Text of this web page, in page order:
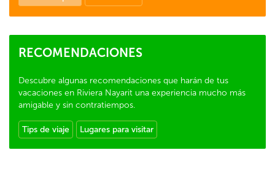
RECOMENDACIONES
Descubre algunas recomendaciones que harán de tus
vacaciones en Riviera Nayarit una experiencia mucho más
amigable y sin contratiempos.
Tips de viaje Lugares para visitar